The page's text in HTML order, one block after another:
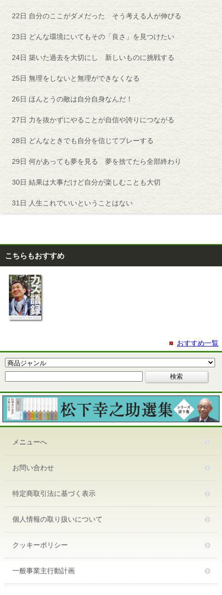
22日 自分のここがダメだった そう考える人が伸びる
23日 どんな環境にいてもその「良さ」を見つけたい
24日 築いた過去を大切にし 新しいものに挑戦する
25日 無理をしないと無理ができなくなる
26日 ほんとうの敵は自分自身なんだ！
27日 力を抜かずにやることが自信や誇りにつながる
28日 どんなときでも自分を信じてプレーする
29日 何があっても夢を見る 夢を捨てたら全部終わり
30日 結果は大事だけど自分が楽しむことも大切
31日 人生これでいいということはない
こちらもおすすめ
おすすめ一覧
メニューへ
お問い合わせ
特定商取引法に基づく表示
個人情報の取り扱いについて
クッキーポリシー
一般事業主行動計画